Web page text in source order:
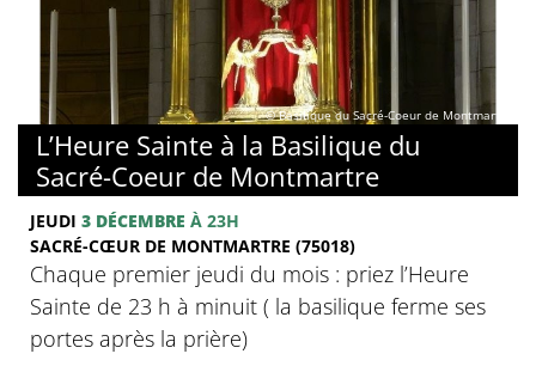
© Basilique du Sacré-Coeur de Montmartre
L’Heure Sainte à la Basilique du
Sacré-Coeur de Montmartre
JEUDI 3 DÉCEMBRE À 23H
SACRÉ-CŒUR DE MONTMARTRE (75018)
Chaque premier jeudi du mois : priez l’Heure
Sainte de 23 h à minuit ( la basilique ferme ses
portes après la prière)